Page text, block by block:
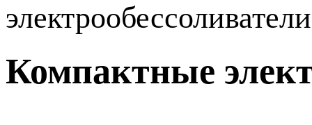
Компактные